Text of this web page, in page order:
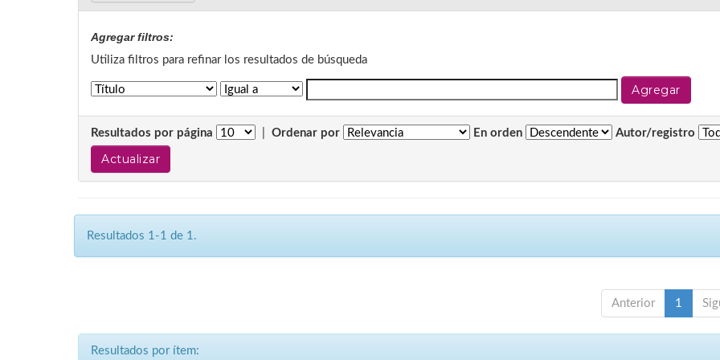
Agregar filtros:
Utiliza filtros para refinar los resultados de búsqueda
Resultados por página Ordenar por En orden Autor/registro
Resultados 1-1 de 1.
Anterior 1
Resultados por ítem: